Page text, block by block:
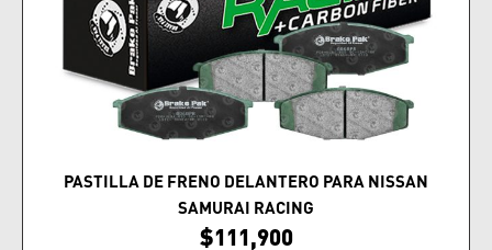
PASTILLA DE FRENO DELANTERO PARA NISSAN
SAMURAI RACING
$111,900